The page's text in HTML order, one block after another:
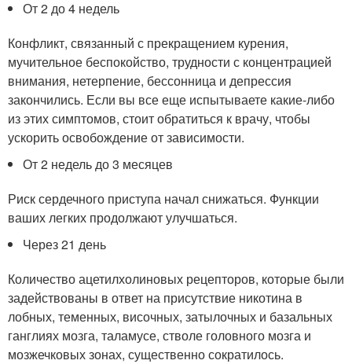
От 2 до 4 недель
Конфликт, связанный с прекращением курения,
мучительное беспокойство, трудности с концентрацией
внимания, нетерпение, бессонница и депрессия
закончились. Если вы все еще испытываете какие-либо
из этих симптомов, стоит обратиться к врачу, чтобы
ускорить освобождение от зависимости.
От 2 недель до 3 месяцев
Риск сердечного приступа начал снижаться. Функции
ваших легких продолжают улучшаться.
Через 21 день
Количество ацетилхолиновых рецепторов, которые были
задействованы в ответ на присутствие никотина в
лобных, теменных, височных, затылочных и базальных
ганглиях мозга, таламусе, стволе головного мозга и
мозжечковых зонах, существенно сократилось.